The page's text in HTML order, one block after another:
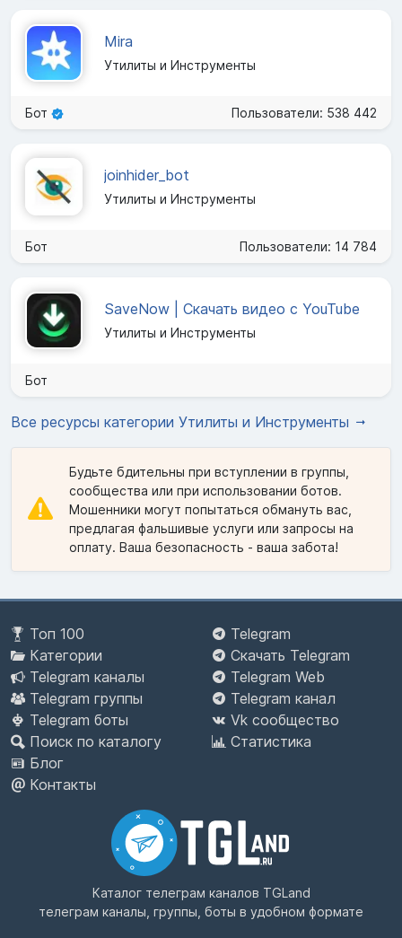
Mira
Утилиты и Инструменты
Бот Пользователи: 538 442
joinhider_bot
Утилиты и Инструменты
Бот Пользователи: 14 784
SaveNow | Скачать видео с YouTube
Утилиты и Инструменты
Бот
Все ресурсы категории Утилиты и Инструменты
Будьте бдительны при вступлении в группы,
сообщества или при использовании ботов.
Мошенники могут попытаться обмануть вас,
предлагая фальшивые услуги или запросы на
оплату. Ваша безопасность - ваша забота!
Топ 100
Категории
Telegram каналы
Telegram группы
Telegram боты
Поиск по каталогу
Блог
Контакты
Telegram
Скачать Telegram
Telegram Web
Telegram канал
Vk сообщество
Статистика
Каталог телеграм каналов TGLand
телеграм каналы, группы, боты в удобном формате